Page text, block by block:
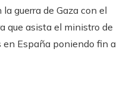
guerra de Gaza con el
que asista el ministro de
en España poniendo fin a